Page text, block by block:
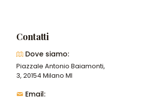
Contatti
Dove siamo:
Piazzale Antonio Baiamonti,
3, 20154 Milano MI
Email: